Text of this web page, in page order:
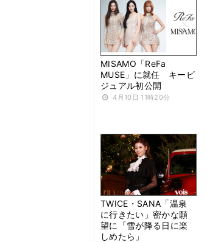
MISAMO「ReFa
MUSE」に就任 キービ
ジュアル初公開
4月10日 11時20分
TWICE・SANA「温泉
に行きたい」密かな願
望に「雪が降る日に楽
しめたら」